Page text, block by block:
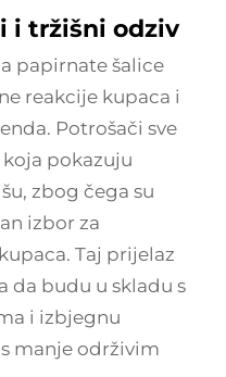
i tržišni odziv
papirnate šalice
reakcije kupaca i
Potrošači sve
pokazuju
zbog čega su
izbor za
Taj prijelaz
da budu u skladu s
i izbjegnu
manje održivim